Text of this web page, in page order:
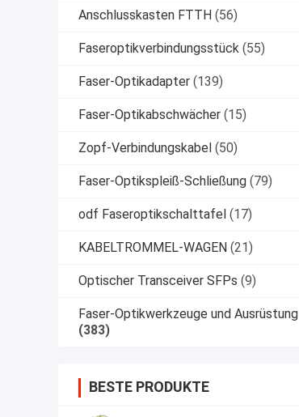
Anschlusskasten FTTH (56)
Faseroptikverbindungsstück (55)
Faser-Optikadapter (139)
Faser-Optikabschwächer (15)
Zopf-Verbindungskabel (50)
Faser-Optikspleiß-Schließung (79)
odf Faseroptikschalttafel (17)
KABELTROMMEL-WAGEN (21)
Optischer Transceiver SFPs (9)
Faser-Optikwerkzeuge und Ausrüstung
(383)
BESTE PRODUKTE